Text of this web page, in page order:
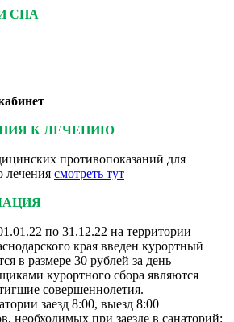
СПА
К ЛЕЧЕНИЮ
противопоказаний для
лечения смотреть тут
по 31.12.22 на территории
края введен курортный
в размере 30 рублей за день
курортного сбора являются
совершеннолетия.
заезд 8:00, выезд 8:00
необходимых при заезде в санаторий: